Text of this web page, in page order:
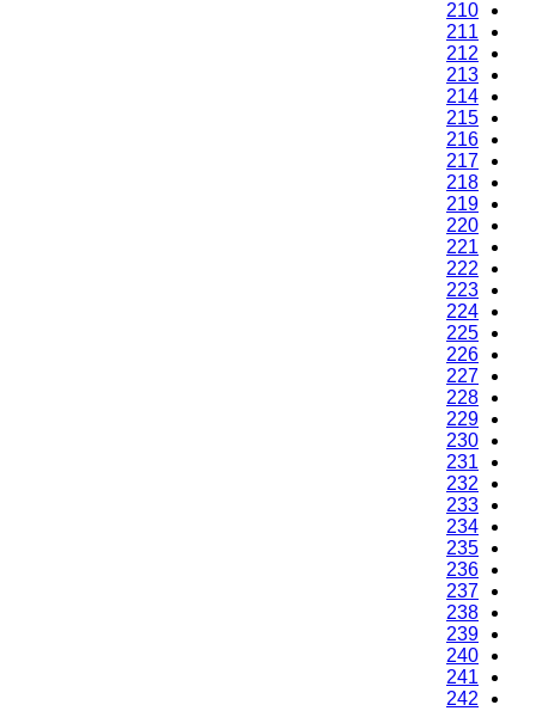
210
211
212
213
214
215
216
217
218
219
220
221
222
223
224
225
226
227
228
229
230
231
232
233
234
235
236
237
238
239
240
241
242